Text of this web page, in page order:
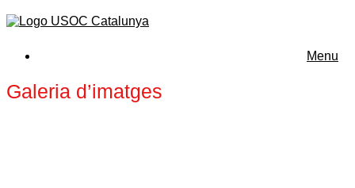
Menu
Galeria d’imatges